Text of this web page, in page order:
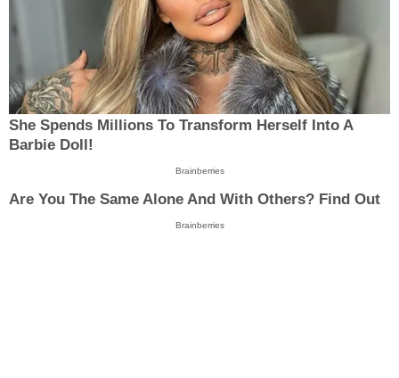
She Spends Millions To Transform Herself Into A
Barbie Doll!
Brainberries
Are You The Same Alone And With Others? Find Out
Brainberries